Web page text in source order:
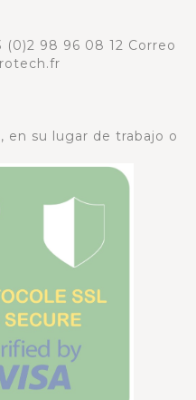
(0)2 98 96 08 12 Correo
en su lugar de trabajo o